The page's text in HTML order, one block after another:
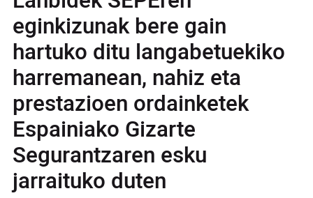
eginkizunak bere gain
hartuko ditu langabetuekiko
harremanean, nahiz eta
prestazioen ordainketek
Espainiako Gizarte
Segurantzaren esku
jarraituko duten